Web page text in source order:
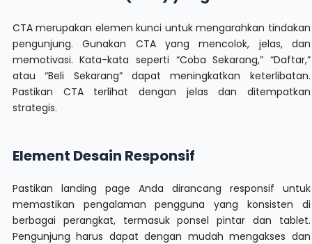
CTA merupakan elemen kunci untuk mengarahkan tindakan
pengunjung. Gunakan CTA yang mencolok, jelas, dan
memotivasi. Kata-kata seperti “Coba Sekarang,” “Daftar,”
atau “Beli Sekarang” dapat meningkatkan keterlibatan.
Pastikan CTA terlihat dengan jelas dan ditempatkan
strategis.
Element Desain Responsif
Pastikan landing page Anda dirancang responsif untuk
memastikan pengalaman pengguna yang konsisten di
berbagai perangkat, termasuk ponsel pintar dan tablet.
Pengunjung harus dapat dengan mudah mengakses dan